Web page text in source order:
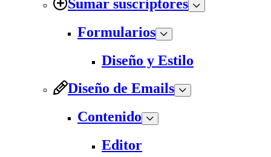
Sumar suscriptores
Formularios
Diseño y Estilo
Diseño de Emails
Contenido
Editor